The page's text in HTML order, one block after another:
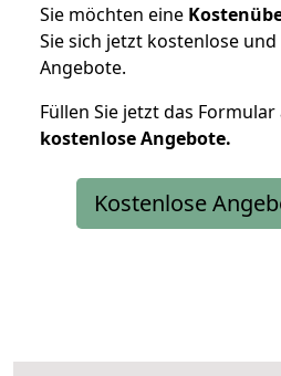
Sie möchten eine
Sie sich jetzt kostenlose
Angebote.
Füllen Sie jetzt das
kostenloseAngebote.
Kostenlose